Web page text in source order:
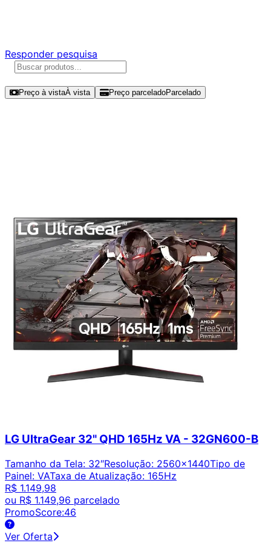
Responder pesquisa
Preço à vistaÀ vista Preço parceladoParcelado
LG UltraGear 32" QHD 165Hz VA - 32GN600-B
Tamanho da Tela: 32″Resolução: 2560x1440Tipo de
Painel: VATaxa de Atualização: 165Hz
R$ 1.149,98
ou R$ 1.149,96 parcelado
PromoScore:46
Ver Oferta